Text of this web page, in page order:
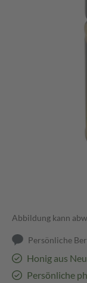
Abbildung kann
Persönliche
Honig aus
Persönliche